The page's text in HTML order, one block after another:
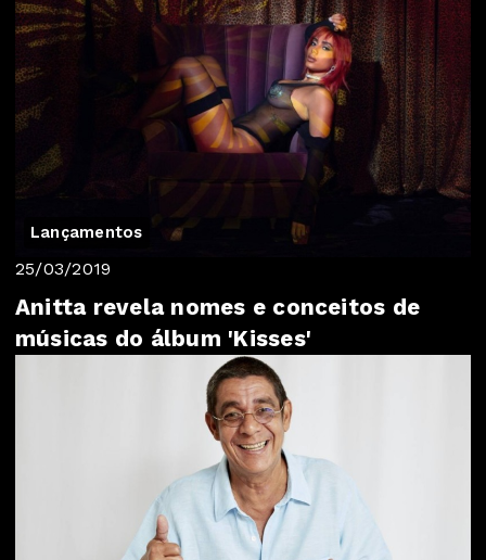
Lançamentos
25/03/2019
Anitta revela nomes e conceitos de
músicas do álbum 'Kisses'